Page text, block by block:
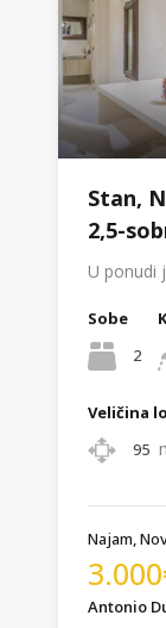
Stan,
2,5-
U ponudi
Sobe
2
Veličina
95
Najam,
Antonio